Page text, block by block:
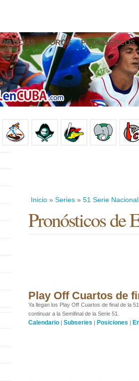
NOTICIAS FOROS PRONÓSTICOS
Inicio » Series » 51 Serie
Pronósticos de
Play Off Cuartos de
Ya llegan los Play Off Cuartos de final de la
continuar a la Semifinal de la Serie 51.
Calendario | Subseries | Posiciones |